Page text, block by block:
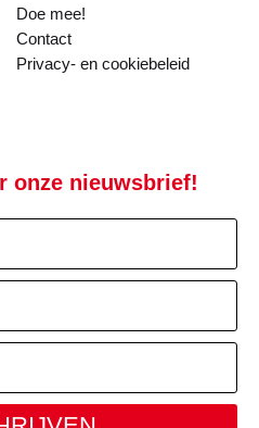
Doe mee!
Contact
Privacy- en cookiebeleid
onze nieuwsbrief!